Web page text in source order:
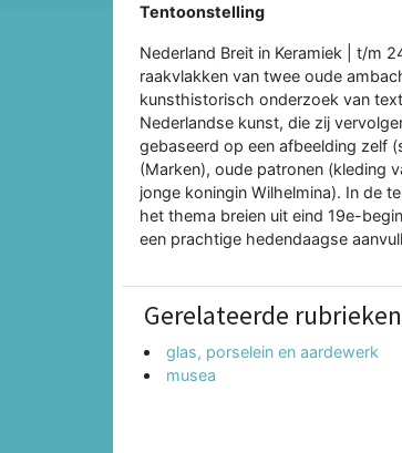
Tentoonstelling
Nederland Breit in Keramiek | t/m
raakvlakken van twee oude
kunsthistorisch onderzoek van
Nederlandse kunst, die zij
gebaseerd op een afbeelding zelf
(Marken), oude patronen (kleding
jonge koningin Wilhelmina). In de
het thema breien uit eind 19e-
een prachtige hedendaagse
Gerelateerde rubrieken
glas, porselein en aardewerk
musea